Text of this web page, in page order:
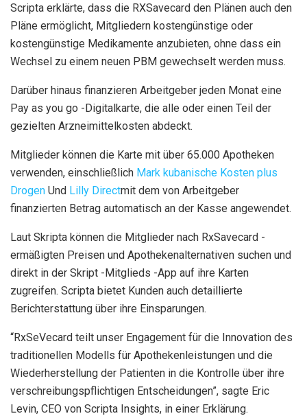
Scripta erklärte, dass die RXSavecard den Plänen auch den
Pläne ermöglicht, Mitgliedern kostengünstige oder
kostengünstige Medikamente anzubieten, ohne dass ein
Wechsel zu einem neuen PBM gewechselt werden muss.
Darüber hinaus finanzieren Arbeitgeber jeden Monat eine
Pay as you go -Digitalkarte, die alle oder einen Teil der
gezielten Arzneimittelkosten abdeckt.
Mitglieder können die Karte mit über 65.000 Apotheken
verwenden, einschließlich Mark kubanische Kosten plus
Drogen Und Lilly Directmit dem von Arbeitgeber
finanzierten Betrag automatisch an der Kasse angewendet.
Laut Skripta können die Mitglieder nach RxSavecard -
ermäßigten Preisen und Apothekenalternativen suchen und
direkt in der Skript -Mitglieds -App auf ihre Karten
zugreifen. Scripta bietet Kunden auch detaillierte
Berichterstattung über ihre Einsparungen.
“RxSeVecard teilt unser Engagement für die Innovation des
traditionellen Modells für Apothekenleistungen und die
Wiederherstellung der Patienten in die Kontrolle über ihre
verschreibungspflichtigen Entscheidungen”, sagte Eric
Levin, CEO von Scripta Insights, in einer Erklärung.